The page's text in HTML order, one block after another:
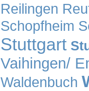
Reilingen
Schopfheim
Stuttgart
Vaihingen/
Waldenbuch